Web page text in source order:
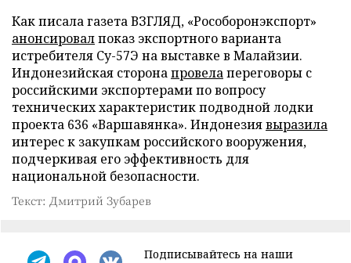
Как писала газета ВЗГЛЯД, «Рособоронэкспорт»
анонсировалпоказ экспортного варианта
истребителя Су-57Э на выставке в Малайзии.
Индонезийская сторонапровелапереговоры с
российскими экспортерами по вопросу
технических характеристик подводной лодки
проекта 636 «Варшавянка». Индонезиявыразила
интерес к закупкам российского вооружения,
подчеркивая его эффективность для
национальной безопасности.
Текст: Дмитрий Зубарев
Подписывайтесь на наши